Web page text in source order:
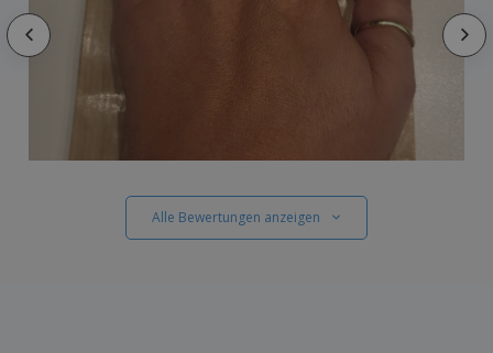
Alle Bewertungen anzeigen